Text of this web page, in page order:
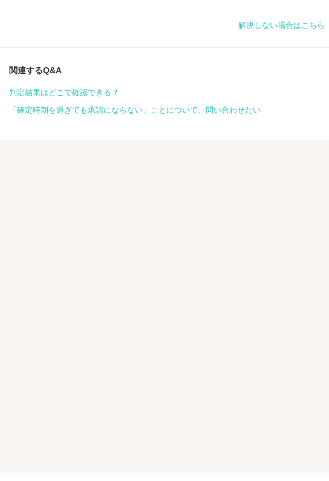
解決しない場合はこちら
関連するQ&A
判定結果はどこで確認できる？
「確定時期を過ぎても承認にならない」ことについて、問い合わせたい